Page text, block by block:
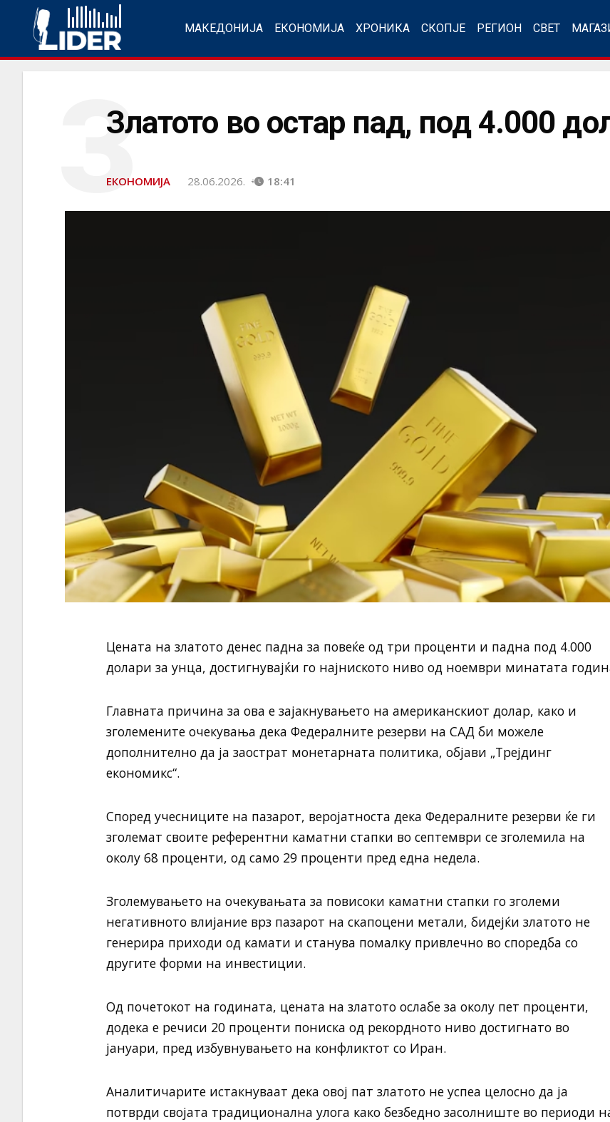
МАКЕДОНИЈА ЕКОНОМИЈА ХРОНИКА СКОПЈЕ РЕГИОН СВЕТ
Златото во остар пад, под 4.000
З
ЕКОНОМИЈА 28.06.2026. 18:41
Цената на златото денес падна за повеќе од три проценти и падна под 4.000
долари за унца, достигнувајќи го најниското ниво од ноември минатата
Главната причина за ова е зајакнувањето на американскиот долар, како и
зголемените очекувања дека Федералните резерви на САД би можеле
дополнително да ја заострат монетарната политика, објави „Трејдинг
економикс“.
Според учесниците на пазарот, веројатноста дека Федералните резерви ќе ги
зголемат своите референтни каматни стапки во септември се зголемила на
околу 68 проценти, од само 29 проценти пред една недела.
Зголемувањето на очекувањата за повисоки каматни стапки го зголеми
негативното влијание врз пазарот на скапоцени метали, бидејќи златото не
генерира приходи од камати и станува помалку привлечно во споредба со
другите форми на инвестиции.
Од почетокот на годината, цената на златото ослабе за околу пет проценти,
додека е речиси 20 проценти пониска од рекордното ниво достигнато во
јануари, пред избувнувањето на конфликтот со Иран.
Аналитичарите истакнуваат дека овој пат златото не успеа целосно да ја
потврди својата традиционална улога како безбедно засолниште во периоди